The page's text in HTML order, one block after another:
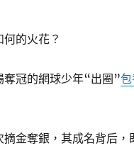
的火花？
冠的網球少年“出圈”
金奪銀，其成名背后